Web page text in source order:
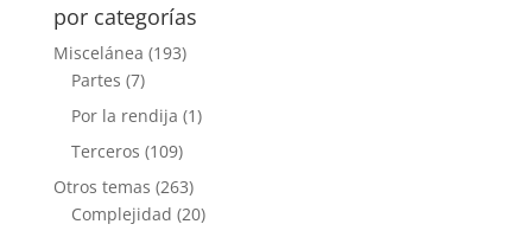
por categorías
Miscelánea (193)
Partes (7)
Por la rendija (1)
Terceros (109)
Otros temas (263)
Complejidad (20)